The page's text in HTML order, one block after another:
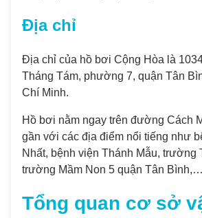
Địa chỉ
Địa chỉ của hồ bơi Cộng Hòa là
Tháng Tám, phường 7, quận Tân
Chí Minh.
Hồ bơi nằm ngay trên đường Cách
gần với các địa điểm nổi tiếng như
Nhất, bệnh viện Thánh Mẫu, trường
trường Mầm Non 5 quận Tân Bình,…
Tổng quan cơ sở